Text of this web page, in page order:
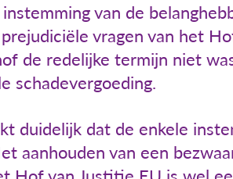
van de
vragen van het
de redelijke termijn niet
schadevergoeding.
duidelijk dat de enkele
aanhouden van een